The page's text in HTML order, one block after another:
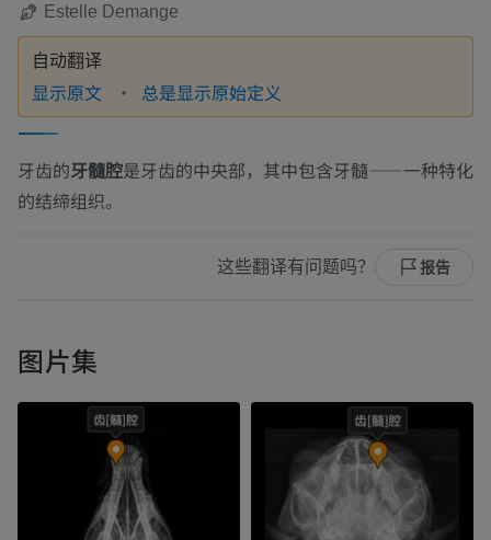
Estelle Demange
自动翻译
显示原文 总是显示原始定义
牙齿的牙髓腔是牙齿的中央部，其中包含牙髓——一种特化
的结缔组织。
这些翻译有问题吗？ 报告
图片集